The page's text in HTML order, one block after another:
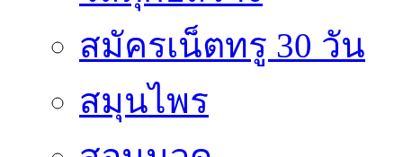
สมัครเน็ตทรู 30 วัน
สมุนไพร